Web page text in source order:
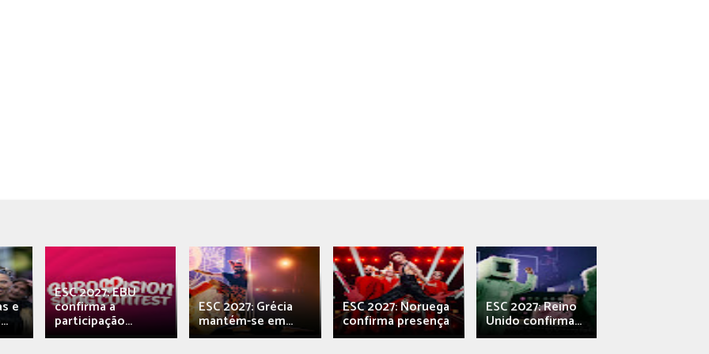
e
ESC 2027: EBU
confirma a
participação...
ESC 2027: Grécia
mantém-se em...
ESC 2027: Noruega
confirma presença
ESC 2027: Reino
Unido confirma...